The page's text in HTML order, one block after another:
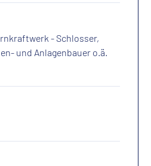
- Schlosser,
und Anlagenbauer o.ä.